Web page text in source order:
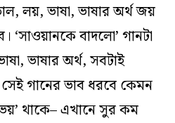
লয়, ভাষা, ভাষার অর্থ জয়
বাদলো’ গানটা
ভাষার অর্থ, সবটাই
গানের ভাব ধরবে কেমন
থাকে– এখানে সুর কম